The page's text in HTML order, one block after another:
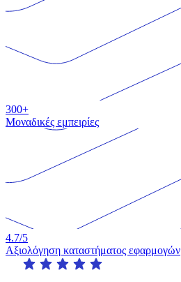
300+
Μοναδικές εμπειρίες
4.7/5
Αξιολόγηση καταστήματος εφαρμογών